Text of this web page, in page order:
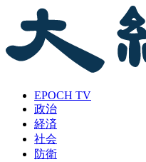
EPOCH TV
政治
経済
社会
防衛